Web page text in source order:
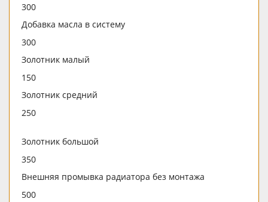
300
Добавка масла в систему
300
Золотник малый
150
Золотник средний
250
Золотник большой
350
Внешняя промывка радиатора без монтажа
500